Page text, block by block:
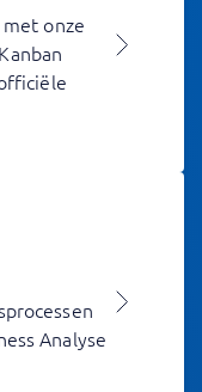
onze
Analyse